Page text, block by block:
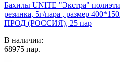
Бахилы UNITE "Экстра"
резинка, 5г/пара , размер
ПРОД (РОССИЯ), 25 пар
В наличии:
68975 пар.